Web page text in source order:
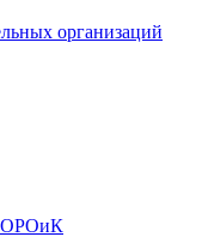
организаций
ОРОиК